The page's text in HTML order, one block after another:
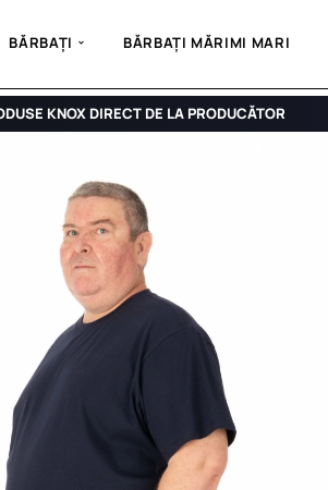
BĂRBAȚI BĂRBAȚI MĂRIMI MARI
KNOX DIRECT DE LA PRODUCĂTOR